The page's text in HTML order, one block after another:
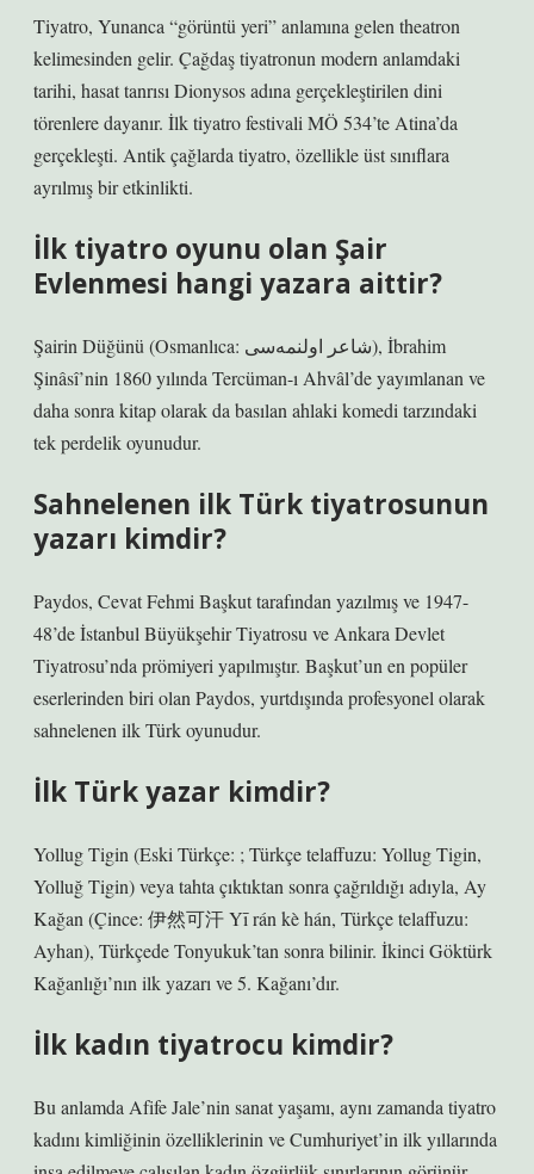
Tiyatro, Yunanca “görüntü yeri” anlamına gelen theatron
kelimesinden gelir. Çağdaş tiyatronun modern anlamdaki
tarihi, hasat tanrısı Dionysos adına gerçekleştirilen dini
törenlere dayanır. İlk tiyatro festivali MÖ 534’te Atina’da
gerçekleşti. Antik çağlarda tiyatro, özellikle üst sınıflara
ayrılmış bir etkinlikti.
İlk tiyatro oyunu olan Şair
Evlenmesi hangi yazara aittir?
Şairin Düğünü (Osmanlıca: شاعر اولنمه‌سی), İbrahim
Şinâsî’nin 1860 yılında Tercüman-ı Ahvâl’de yayımlanan ve
daha sonra kitap olarak da basılan ahlaki komedi tarzındaki
tek perdelik oyunudur.
Sahnelenen ilk Türk tiyatrosunun
yazarı kimdir?
Paydos, Cevat Fehmi Başkut tarafından yazılmış ve 1947-
48’de İstanbul Büyükşehir Tiyatrosu ve Ankara Devlet
Tiyatrosu’nda prömiyeri yapılmıştır. Başkut’un en popüler
eserlerinden biri olan Paydos, yurtdışında profesyonel olarak
sahnelenen ilk Türk oyunudur.
İlk Türk yazar kimdir?
Yollug Tigin (Eski Türkçe: ; Türkçe telaffuzu: Yollug Tigin,
Yolluğ Tigin) veya tahta çıktıktan sonra çağrıldığı adıyla, Ay
Kağan (Çince: 伊然可汗 Yī rán kè hán, Türkçe telaffuzu:
Ayhan), Türkçede Tonyukuk’tan sonra bilinir. İkinci Göktürk
Kağanlığı’nın ilk yazarı ve 5. Kağanı’dır.
İlk kadın tiyatrocu kimdir?
Bu anlamda Afife Jale’nin sanat yaşamı, aynı zamanda tiyatro
kadını kimliğinin özelliklerinin ve Cumhuriyet’in ilk yıllarında